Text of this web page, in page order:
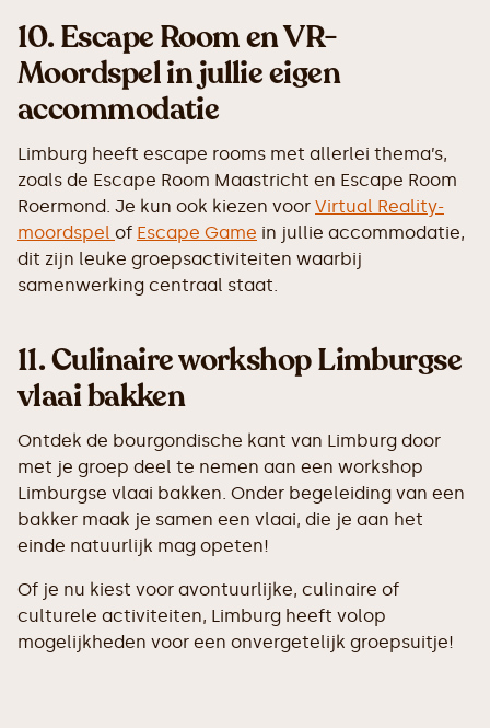
10.Escape Room en VR-
Moordspel in jullie eigen
accommodatie
Limburg heeft escape rooms met allerlei thema’s,
zoals de Escape Room Maastricht en Escape Room
Roermond. Je kun ook kiezen voor Virtual Reality-
moordspel of Escape Game in jullie accommodatie,
dit zijn leuke groepsactiviteiten waarbij
samenwerking centraal staat.
11.Culinaire workshop Limburgse
vlaai bakken
Ontdek de bourgondische kant van Limburg door
met je groep deel te nemen aan een workshop
Limburgse vlaai bakken. Onder begeleiding van een
bakker maak je samen een vlaai, die je aan het
einde natuurlijk mag opeten!
Of je nu kiest voor avontuurlijke, culinaire of
culturele activiteiten, Limburg heeft volop
mogelijkheden voor een onvergetelijk groepsuitje!